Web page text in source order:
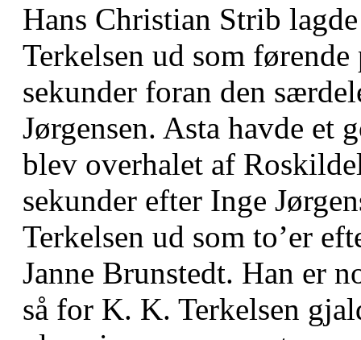
Hans Christian Strib
Terkelsen ud som
sekunder foran den
Jørgensen. Asta havde et
blev overhalet af
sekunder efter Inge
Terkelsen ud som to’er
Janne Brunstedt. Han er
så for K. K. Terkelsen